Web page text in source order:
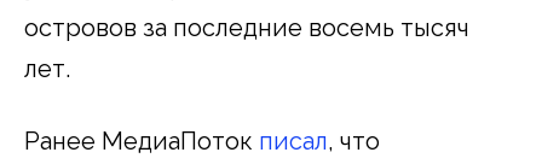
островов за последние восемь тысяч
лет.
Ранее МедиаПоток писал, что